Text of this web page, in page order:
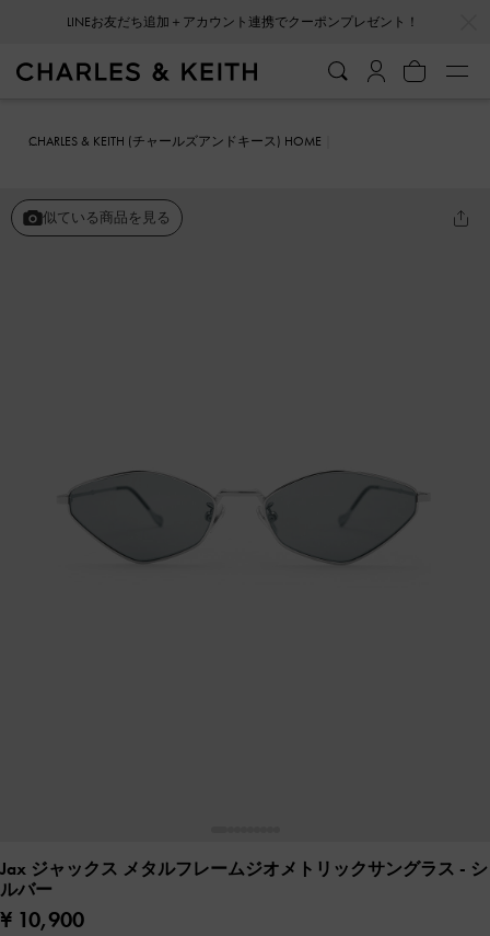
LINEお友だち追加＋アカウント連携でクーポンプレゼント！
CHARLES & KEITH (チャールズアンドキース) HOME
似ている商品を見る
Jax ジャックス メタルフレームジオメトリックサングラス - シ
ルバー
¥ 10,900